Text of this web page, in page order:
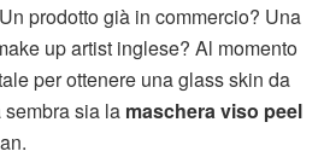
prodotto già in commercio? Una
up artist inglese? Al momento
per ottenere una glass skin da
sia la maschera viso peel